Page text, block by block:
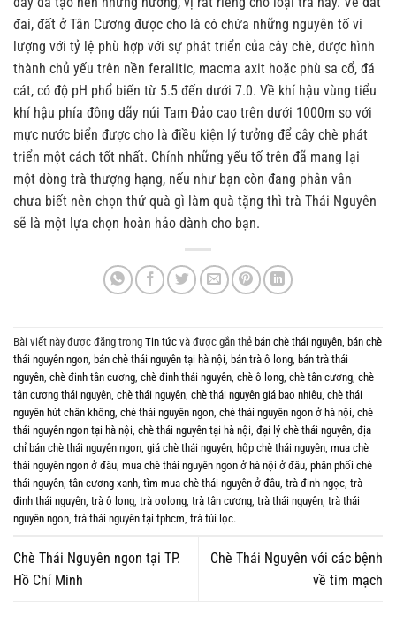
đai, đất ở Tân Cương được cho là có chứa những nguyên tố vi
lượng với tỷ lệ phù hợp với sự phát triển của cây chè, được hình
thành chủ yếu trên nền feralitic, macma axit hoặc phù sa cổ, đá
cát, có độ pH phổ biến từ 5.5 đến dưới 7.0. Về khí hậu vùng tiểu
khí hậu phía đông dãy núi Tam Đảo cao trên dưới 1000m so với
mực nước biển được cho là điều kiện lý tưởng để cây chè phát
triển một cách tốt nhất. Chính những yếu tố trên đã mang lại
một dòng trà thượng hạng, nếu như bạn còn đang phân vân
chưa biết nên chọn thứ quà gì làm quà tặng thì trà Thái Nguyên
sẽ là một lựa chọn hoàn hảo dành cho bạn.
Bài viết này được đăng trong Tin tức và được gắn thẻ bán chè thái nguyên, bán chè
thái nguyên ngon, bán chè thái nguyên tại hà nội, bán trà ô long, bán trà thái
nguyên, chè đinh tân cương, chè đinh thái nguyên, chè ô long, chè tân cương, chè
tân cương thái nguyên, chè thái nguyên, chè thái nguyên giá bao nhiêu, chè thái
nguyên hút chân không, chè thái nguyên ngon, chè thái nguyên ngon ở hà nội, chè
thái nguyên ngon tại hà nội, chè thái nguyên tại hà nội, đại lý chè thái nguyên, địa
chỉ bán chè thái nguyên ngon, giá chè thái nguyên, hộp chè thái nguyên, mua chè
thái nguyên ngon ở đâu, mua chè thái nguyên ngon ở hà nội ở đâu, phân phối chè
thái nguyên, tân cương xanh, tìm mua chè thái nguyên ở đâu, trà đinh ngọc, trà
đinh thái nguyên, trà ô long, trà oolong, trà tân cương, trà thái nguyên, trà thái
nguyên ngon, trà thái nguyên tại tphcm, trà túi lọc.
Chè Thái Nguyên ngon tại TP.
Hồ Chí Minh
Chè Thái Nguyên với các bệnh
về tim mạch